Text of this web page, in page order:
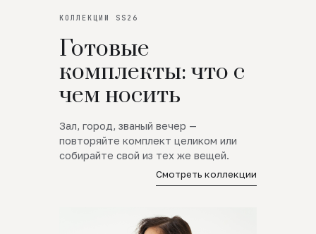
КОЛЛЕКЦИИ SS26
Готовые
комплекты: что с
чем носить
Зал, город, званый вечер —
повторяйте комплект целиком или
собирайте свой из тех же вещей.
Смотреть коллекции